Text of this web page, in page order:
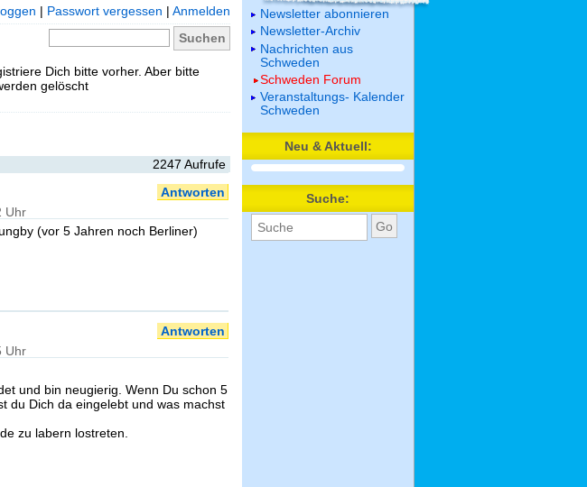
| Passwort vergessen | Anmelden
Dich bitte vorher. Aber bitte
gelöscht
2247 Aufrufe
Antworten
Uhr
(vor 5 Jahren noch Berliner)
Antworten
Uhr
und bin neugierig. Wenn Du schon 5
du Dich da eingelebt und was machst
zu labern lostreten.
Newsletter abonnieren
Newsletter-Archiv
Nachrichten aus
Schweden
Schweden Forum
Veranstaltungs- Kalender
Schweden
Neu & Aktuell:
Suche: